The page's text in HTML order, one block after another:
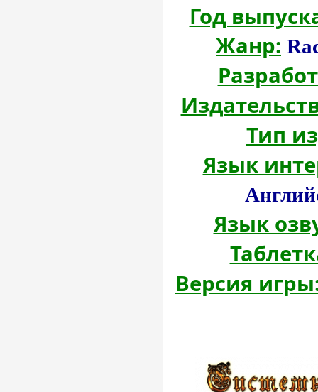
Год
Жанр:
Тип
Язык
Язык
Версия